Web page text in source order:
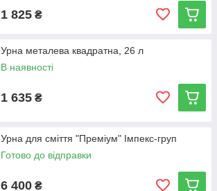
1 825 ₴
Урна металева квадратна, 26 л
В наявності
1 635 ₴
Урна для сміття "Преміум" Імпекс-груп
Готово до відправки
6 400 ₴